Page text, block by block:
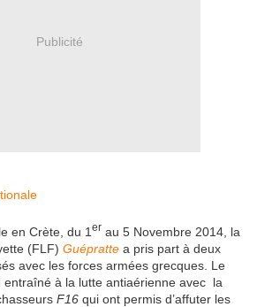
Publicité
en Crète, du 1 er au 5 Novembre 2014, la
(FLF) Guépratte a pris part à deux
avec les forces armées grecques. Le
entraîné à la lutte antiaérienne avec la
F16 qui ont permis d’affuter les